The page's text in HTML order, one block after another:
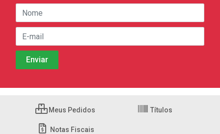
Meus Pedidos Títulos
Notas Fiscais